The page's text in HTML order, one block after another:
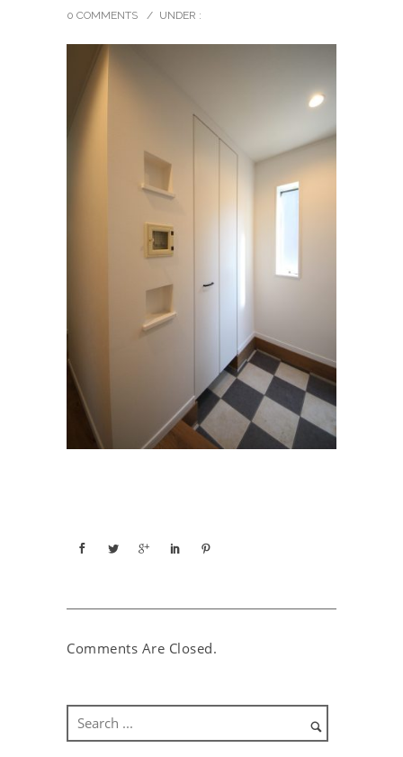
0 COMMENTS
/ UNDER :
Comments Are Closed.